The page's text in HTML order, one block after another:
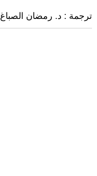
ترجمة : د. رمضان الصباغ